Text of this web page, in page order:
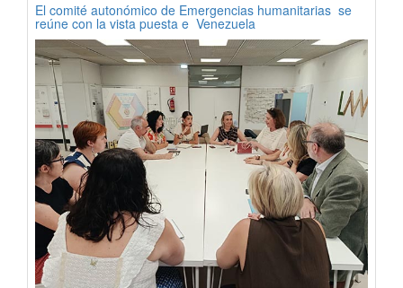
El comité autonómico de Emergencias humanitarias se
reúne con la vista puesta e Venezuela